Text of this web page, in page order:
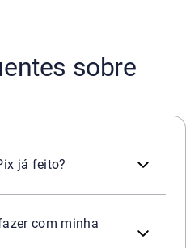
sobre
já feito?
com minha